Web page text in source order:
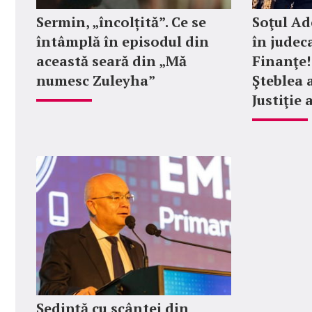
Sermin, „încolțită”. Ce se
întâmplă în episodul din
această seară din „Mă
numesc Zuleyha”
Soţul
în
Şteblea
Justiţie
Ședință cu scântei din